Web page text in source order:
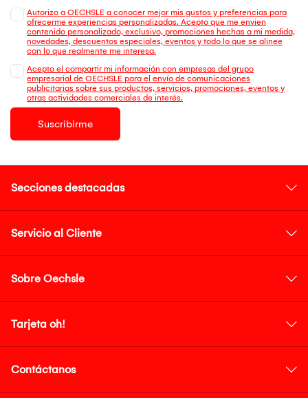
Autorizo a OECHSLE a conocer mejor mis gustos y preferencias para
ofrecerme experiencias personalizadas. Acepto que me envien
contenido personalizado, exclusivo, promociones hechas a mi medida,
novedades, descuentos especiales, eventos y todo lo que se alinee
con lo que realmente me interesa.
Acepto el compartir mi información con empresas del grupo
empresarial de OECHSLE para el envío de comunicaciones
publicitarias sobre sus productos, servicios, promociones, eventos y
otras actividades comerciales de interés.
Suscribirme
Secciones destacadas
Servicio al Cliente
Sobre Oechsle
Tarjeta oh!
Contáctanos